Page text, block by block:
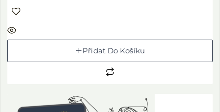
Přidat Do Košíku